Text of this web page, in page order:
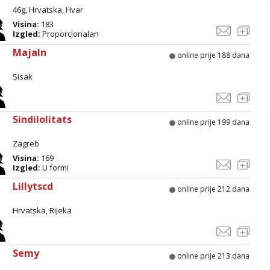
46g, Hrvatska, Hvar
Visina: 183
Izgled: Proporcionalan
Majaln
Sisak
online prije 188 dana
Sindilolitats
Zagreb
Visina: 169
Izgled: U formi
online prije 199 dana
Lillytscd
Hrvatska, Rijeka
online prije 212 dana
Semy online prije 213 dana